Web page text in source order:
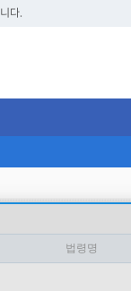
다.
법령명